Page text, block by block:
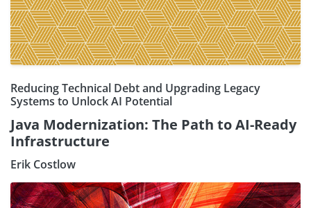
Reducing Technical Debt and Upgrading Legacy
Systems to Unlock AI Potential
Java Modernization: The Path to AI-Ready
Infrastructure
Erik Costlow